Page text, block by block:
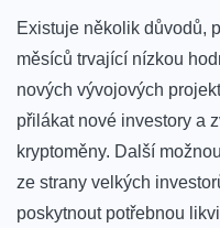
Existuje několik důvodů,
měsíců trvající nízkou
nových vývojových
přilákat nové investory a
kryptoměny. Další
ze strany ‌velkých
poskytnout potřebnou